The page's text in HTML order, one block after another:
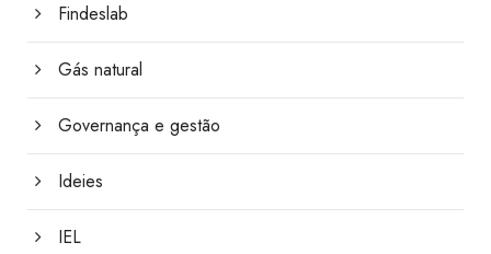
Findeslab
Gás natural
Governança e gestão
Ideies
IEL